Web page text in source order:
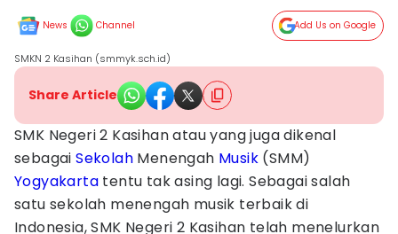
News Channel Add Us on Google
SMKN 2 Kasihan (smmyk.sch.id)
Share Article
SMK Negeri 2 Kasihan atau yang juga dikenal
sebagaiSekolah Menengah Musik (SMM)
Yogyakarta tentu tak asing lagi. Sebagai salah
satu sekolah menengah musik terbaik di
Indonesia, SMK Negeri 2 Kasihan telah menelurkan